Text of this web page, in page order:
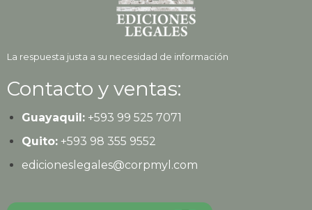
La respuesta justa a su necesidad de información
Contacto y ventas:
Guayaquil:+593 99 525 7071
Quito:+593 98 355 9552
edicioneslegales@corpmyl.com